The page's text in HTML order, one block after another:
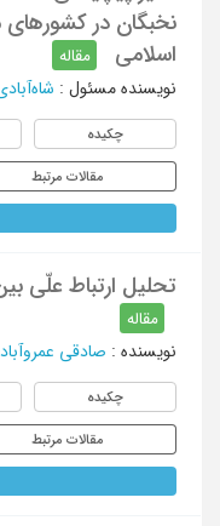
نخبگان در
اسلامی
مقاله
نویسنده مسئول :
چکیده
مقالات مرتبط
تحلیل ارتباط علّی
مقاله
نویسنده : صادقی
چکیده
مقالات مرتبط